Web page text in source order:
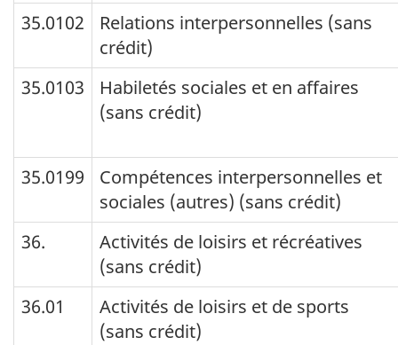
35.0102
Relations interpersonnelles (sans
crédit)
35.0103
Habiletés sociales et en affaires
(sans crédit)
35.0199
Compétences interpersonnelles et
sociales (autres) (sans crédit)
36.
Activités de loisirs et récréatives
(sans crédit)
36.01
Activités de loisirs et de sports
(sans crédit)